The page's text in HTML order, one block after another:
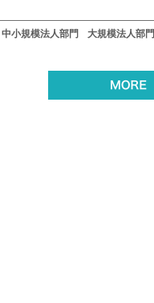
中小規模法人部門 大規模法人部門